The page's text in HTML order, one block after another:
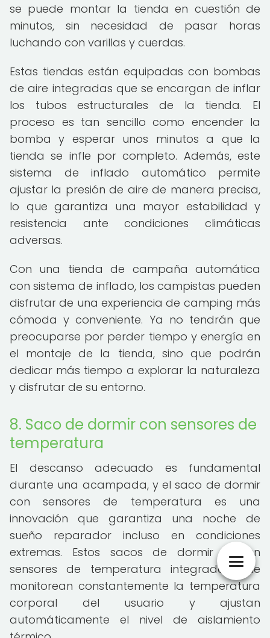
se puede montar la tienda en cuestión de
minutos, sin necesidad de pasar horas
luchando con varillas y cuerdas.
Estas tiendas están equipadas con bombas
de aire integradas que se encargan de inflar
los tubos estructurales de la tienda. El
proceso es tan sencillo como encender la
bomba y esperar unos minutos a que la
tienda se infle por completo. Además, este
sistema de inflado automático permite
ajustar la presión de aire de manera precisa,
lo que garantiza una mayor estabilidad y
resistencia ante condiciones climáticas
adversas.
Con una tienda de campaña automática
con sistema de inflado, los campistas pueden
disfrutar de una experiencia de camping más
cómoda y conveniente. Ya no tendrán que
preocuparse por perder tiempo y energía en
el montaje de la tienda, sino que podrán
dedicar más tiempo a explorar la naturaleza
y disfrutar de su entorno.
8. Saco de dormir con sensores de
temperatura
El descanso adecuado es fundamental
durante una acampada, y el saco de dormir
con sensores de temperatura es una
innovación que garantiza una noche de
sueño reparador incluso en condiciones
extremas. Estos sacos de dormir utilizan
sensores de temperatura integrados que
monitorean constantemente la temperatura
corporal del usuario y ajustan
automáticamente el nivel de aislamiento